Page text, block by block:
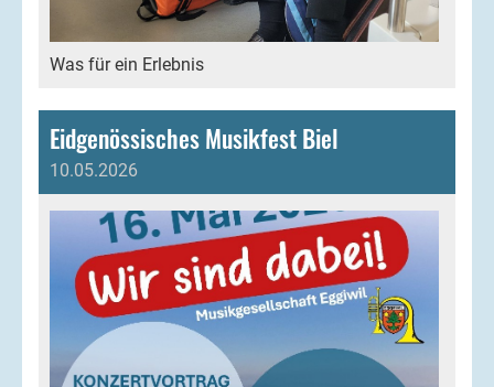
Was für ein Erlebnis
Eidgenössisches Musikfest Biel
10.05.2026